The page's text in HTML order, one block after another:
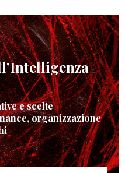
e scelte
organizzazione